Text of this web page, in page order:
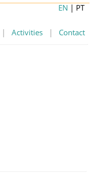
| Activities | Contact
EN | PT